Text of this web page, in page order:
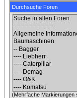
Durchsuche Foren
(Mehrfache Markierungen